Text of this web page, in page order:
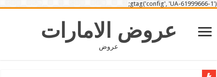
gtag('config', 'UA-61999666-1');
عروض الامارات
عروض